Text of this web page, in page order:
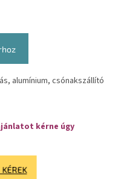
alumínium, csónakszállító
kérne úgy